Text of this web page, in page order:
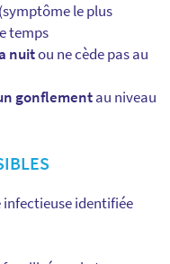
(symptôme le plus
temps
nuitou ne cède pas au
gonflementau niveau
infectieuse identifiée